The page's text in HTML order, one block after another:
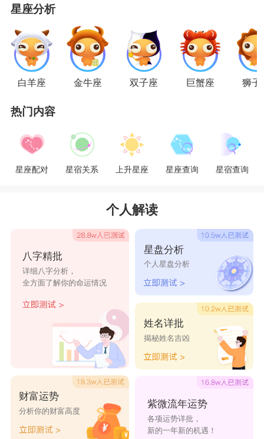
星座陷入热恋的智商相比还是略高一筹。
TOP7
天蝎座
天蝎座这等冰山星座陷入热恋，就是星星之火
可以燎原啊，一触即发对于另一半宠宠宠不完，花
式秀恩爱惹人嫌，对方说什么都YES啊OK啊，完
全不见平时的性冷淡脸(耸肩)
水瓶座
头脑发热的水瓶爱上了对方就得了一种自动忽
略对方缺点的毛病了，就是看不见，把对方当成极
傻，不知道该说什么好……
摩羯座
工作狂
遇到了爱情也很勇敢的骑士一
样，他们格外珍惜来之不易的感情，恋爱的感觉犹
如排山倒海让摩羯座的理智全灭，只顾品尝爱情的
TOP4巨蟹座
虽然平时是个妈宝且非常在乎家人的感
受，但是感情一来挡也挡不住啊，身高不是问题，
年龄也不是距离，感性的巨蟹一直是让情感做为自
星座分析
白羊座 金牛座 双子座 巨蟹座 狮子
热门内容
星座配对 星宿关系 上升星座 星座查询 星宿查询
个人解读
八字精批
详细八字分析，
全方面了解你的命运情况
财富运势
分析你的财富高度
星盘分析
个人星盘分析
姓名详批
揭秘姓名吉凶
紫微流年运势
各项运势详批，
新的一年新的机遇！